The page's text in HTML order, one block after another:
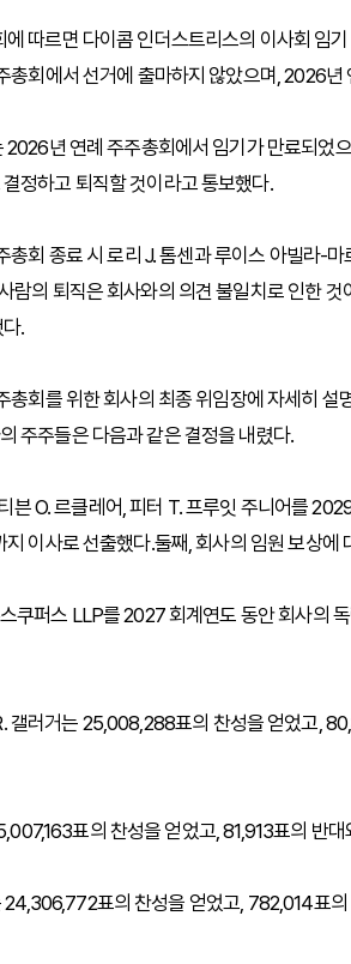
따르면 다이콤 인더스트리스의 이사회 임
총회에서 선거에 출마하지 않았으며, 2026
년 연례 주주총회에서 임기가 만료되었
정하고 퇴직할 것이라고 통보했다.
회 종료 시 로리 J. 톰센과 루이스 아빌라-
람의 퇴직은 회사와의 의견 불일치로 인한
.
총회를 위한 회사의 최종 위임장에 자세히
주주들은 다음과 같은 결정을 내렸다.
븐 O. 르클레어, 피터 T. 프루잇 주니어를
이사로 선출했다.둘째, 회사의 임원 보상에
쿠퍼스 LLP를 2027 회계연도 동안 회사의
갤러거는 25,008,288표의 찬성을 얻었고,
표의 찬성을 얻었고, 81,913표의 반
24,306,772표의 찬성을 얻었고, 782,014표